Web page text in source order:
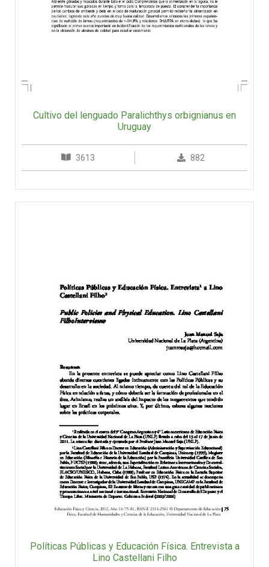
Cultivo del lenguado Paralichthys orbignianus en
Uruguay
3613 882
Políticas Públicas y Educación Física. Entrevista a
Lino Castellani Filho